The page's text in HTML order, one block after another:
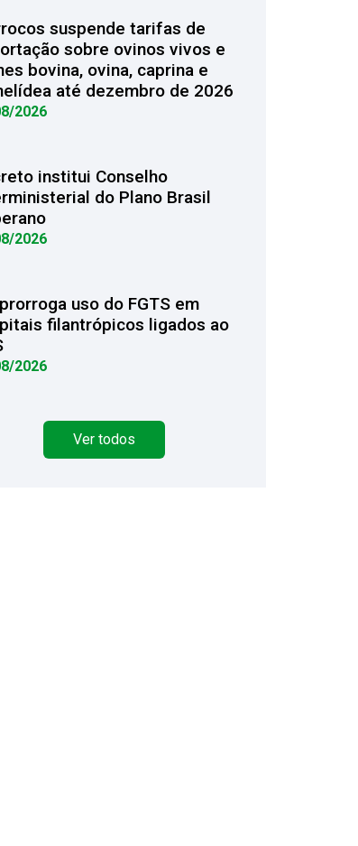
suspende tarifas de
sobre ovinos vivos e
bovina, ovina, caprina e
até dezembro de 2026
2026
institui Conselho
do Plano Brasil
2026
uso do FGTS em
filantrópicos ligados ao
2026
Ver todos